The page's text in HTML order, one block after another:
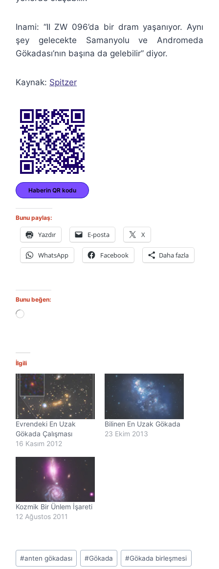
Inami: “II ZW 096’da bir dram yaşanıyor. Aynı
şey gelecekte Samanyolu ve Andromeda
Gökadası’nın başına da gelebilir” diyor.
Kaynak: Spitzer
Haberin QR kodu
Bunu paylaş:
Yazdır E-posta X
WhatsApp Facebook Daha fazla
Bunu beğen:
Y
n
y
o
r
.
.
İlgili
Evrendeki En Uzak
Gökada Çalışması
16 Kasım 2012
Bilinen En Uzak Gökada
23 Ekim 2013
Kozmik Bir Ünlem İşareti
12 Ağustos 2011
Post
Tags:
#anten gökadası #Gökada #Gökada birleşmesi